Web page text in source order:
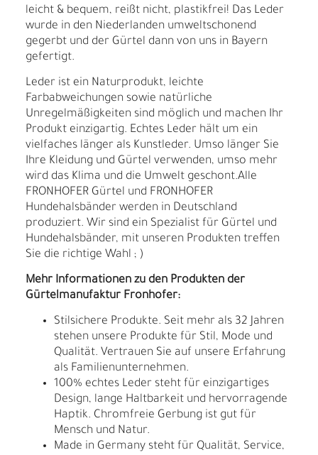
leicht & bequem, reißt nicht, plastikfrei! Das Leder
wurde in den Niederlanden umweltschonend
gegerbt und der Gürtel dann von uns in Bayern
gefertigt.
Leder ist ein Naturprodukt, leichte
Farbabweichungen sowie natürliche
Unregelmäßigkeiten sind möglich und machen Ihr
Produkt einzigartig. Echtes Leder hält um ein
vielfaches länger als Kunstleder. Umso länger Sie
Ihre Kleidung und Gürtel verwenden, umso mehr
wird das Klima und die Umwelt geschont.Alle
FRONHOFER Gürtel und FRONHOFER
Hundehalsbänder werden in Deutschland
produziert. Wir sind ein Spezialist für Gürtel und
Hundehalsbänder, mit unseren Produkten treffen
Sie die richtige Wahl ; )
Mehr Informationen zu den Produkten der
Gürtelmanufaktur Fronhofer:
Stilsichere Produkte. Seit mehr als 32 Jahren
stehen unsere Produkte für Stil, Mode und
Qualität. Vertrauen Sie auf unsere Erfahrung
als Familienunternehmen.
100% echtes Leder steht für einzigartiges
Design, lange Haltbarkeit und hervorragende
Haptik. Chromfreie Gerbung ist gut für
Mensch und Natur.
Made in Germany steht für Qualität, Service,